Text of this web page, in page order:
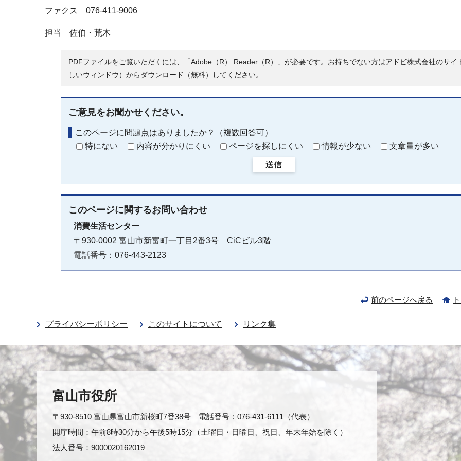
ファクス 076-411-9006
担当 佐伯・荒木
PDFファイルをご覧いただくには、「Adobe（R） Reader（R）」が必要です。お持ちでない方はアドビ株式会社のサイ
しいウィンドウ） からダウンロード（無料）してください。
ご意見をお聞かせください。
このページに問題点はありましたか？（複数回答可）
特にない
内容が分かりにくい ページを探しにくい 情報が少ない 文章量が多い
送信
このページに関するお問い合わせ
消費生活センター
〒930-0002 富山市新富町一丁目2番3号 CiCビル3階
電話番号：076-443-2123
前のページへ戻る
プライバシーポリシー このサイトについて リンク集
富山市役所
〒930-8510 富山県富山市新桜町7番38号 電話番号：076-431-6111（代表）
開庁時間：午前8時30分から午後5時15分（土曜日・日曜日、祝日、年末年始を除く）
法人番号：9000020162019